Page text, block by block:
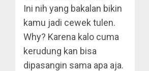
Ini nih yang bakalan bikin
kamu jadi cewek tulen.
Why? Karena kalo cuma
kerudung kan bisa
dipasangin sama apa aja.